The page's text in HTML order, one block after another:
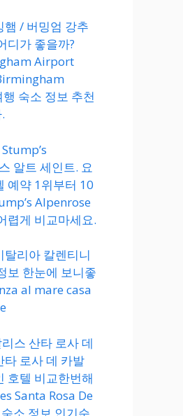
햄 / 버밍엄 강추
디가 좋을까?
Airport
숙소 정보 추천
알트 세인트. 요
예약 1위부터 10
Alpenrose
렵게 비교마세요.
탈리아 칼렌티니
보 한눈에 보니좋
al mare casa
스 산타 로사 데
타 로사 데 카발
호텔 비교한번해
Santa Rosa De
소 정보 인기순